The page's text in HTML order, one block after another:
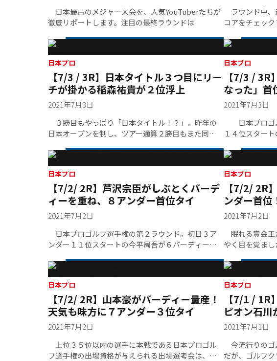
日本最古のメジャー大会を、人気YouTuberたちが
徹底リポートします。注目の最終ラウンドは
ラウンド中、
コアをチェッ
る。通算６アン
野田享也は前
コアを伸ばして
ルから７番ホ
通算５アンダ
すでに首位に
田は８、９番ホ
半に入る。
日本プロ
【7/3 / 3R】日本タイトル３つ目にリー
チが掛かる稲森祐貴が２位浮上
2021年7月3日
３勝目もやっぱり「日本タイトル！？」。昨年の
日本オープンを制し、ツアー通算２勝目もまた同オ
ィングでは持ち前の武器である「曲がらないショッ
ト」が自ずと生きてくる。優勝への歩を着実に進め
るように、稲森は初日１１位タイ（スコア６８）か
ら２日目７位タイ（同６８）、そして３日目のこの
日は６バーディー・１ボギー６６をマークして首
位・池田勇太とは１打差の２位にまで順位を上げ、
明日の最終日を迎える。
日本プロ
【7/3 / 3R
なった」首
本プロＶを
2021年7月3日
日本プロゴル
１４位スター
転。１打差２位
貴。さらに１
ンが後を追う。
つ落とし４ア
日本プロ
【7/2/ 2R】芦沢宗臣がしぶとくバーデ
ィーを重ね、８アンダー首位タイ
2021年7月2日
日本プロゴルフ選手権の第２ラウンド。初日３ア
ンダー１１位スタートの今平周吾が６バーディー１
で首位。５アンダー２位スタートの芦沢宗臣もスコ
アを３つ伸ばし今平と首位に並んだ。１打差３位に
は谷原秀人、石川遼、片山晋呉、山本豪の４名が続
いている。
日本プロ
【7/2/ 2R
ンダー首位
覚醒
2021年7月2日
眠れる賞金王
やく目を覚ま
日本プロ
【7/2/ 2R】山本豪がバーディー量産！
天気も味方に７アンダー３位タイ
2021年7月2日
上位３５位以内の選手に本戦である日本プロゴル
フ選手権の出場資格が与えられる出場選考会は、大
日本プロ
【7/1 / 1R
ピオン石川
2021年7月1日
今流行りのゴ
だが、ゴルフ